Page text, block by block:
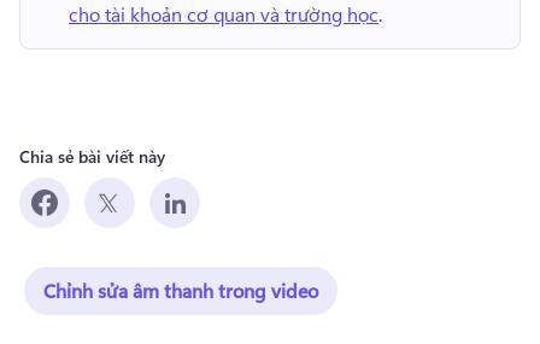
cho tài khoản cơ quan và trường học.
Chia sẻ bài viết này
Chỉnh sửa âm thanh trong video